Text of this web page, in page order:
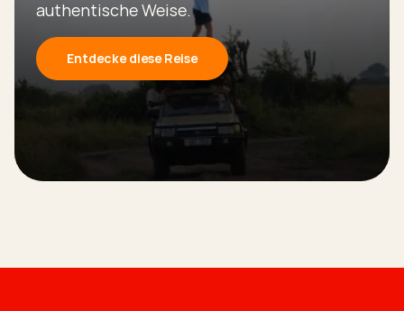
authentische Weise.
Entdecke diese Reise